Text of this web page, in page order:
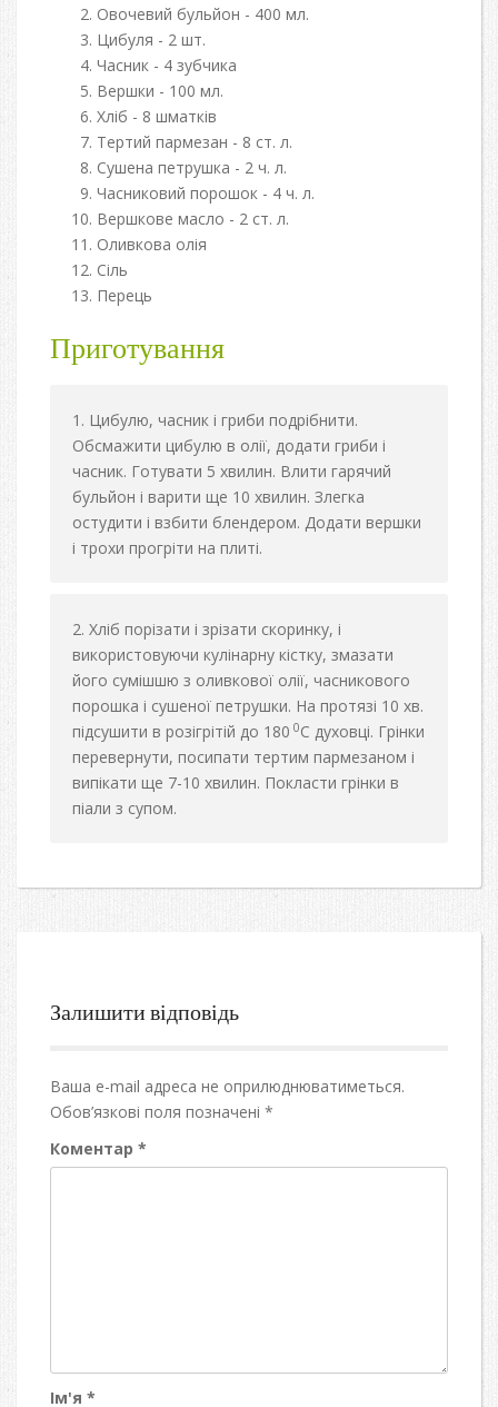
Овочевий бульйон - 400 мл.
Цибуля - 2 шт.
Часник - 4 зубчика
Вершки - 100 мл.
Хліб - 8 шматків
Тертий пармезан - 8 ст. л.
Сушена петрушка - 2 ч. л.
Часниковий порошок - 4 ч. л.
Вершкове масло - 2 ст. л.
Оливкова олія
Сіль
Перець
Приготування
Цибулю, часник і гриби подрібнити.
Обсмажити цибулю в олії, додати гриби і
часник. Готувати 5 хвилин. Влити гарячий
бульйон і варити ще 10 хвилин. Злегка
остудити і взбити блендером. Додати вершки
і трохи прогріти на плиті.
Хліб порізати і зрізати скоринку, і
використовуючи кулінарну кістку, змазати
його сумішшю з оливкової олії, часникового
порошка і сушеної петрушки. На протязі 10 хв.
підсушити в розігрітій до 180 0С духовці. Грінки
перевернути, посипати тертим пармезаном і
випікати ще 7-10 хвилин. Покласти грінки в
піали з супом.
Залишити відповідь
Ваша e-mail адреса не оприлюднюватиметься.
Обов’язкові поля позначені *
Коментар *
Ім'я *